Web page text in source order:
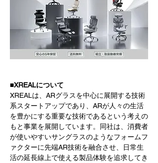
■XREALについて
XREALは、ARグラスを中心に展開する技術
系スタートアップであり、ARが人々の生活
を豊かにする重要な技術であるという考えの
もと事業を展開しています。同社は、消費者
が使いやすいサングラスのようなフォームフ
ァクターに先端AR技術を融合させ、日常生
活の延長線上で使える製品体験を追求してき